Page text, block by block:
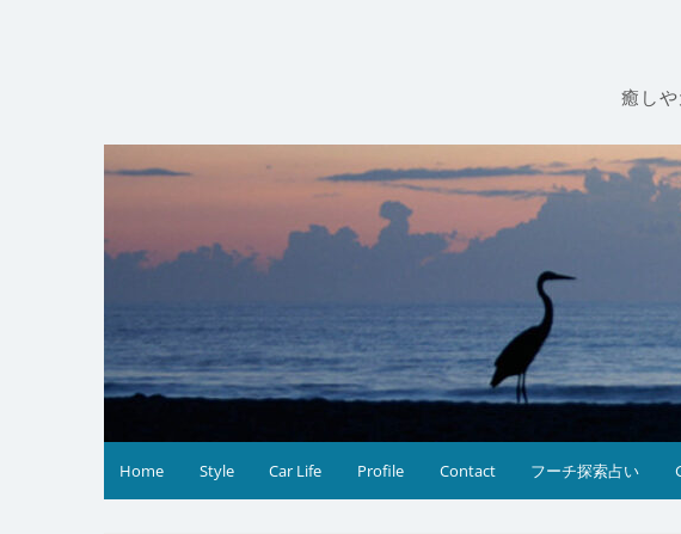
癒し
Home Style Car Life Profile Contact フーチ探索占い